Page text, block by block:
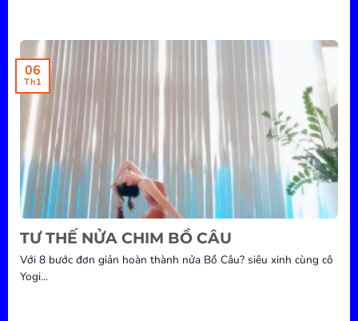
TƯ THẾ NỬA CHIM BỒ CÂU
Với 8 bước đơn giản hoàn thành nửa Bồ Câu? siêu xinh cùng cô
Yogi...
06
Th1